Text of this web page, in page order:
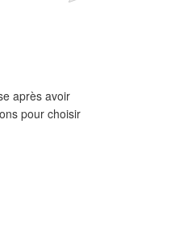
après avoir
pour choisir